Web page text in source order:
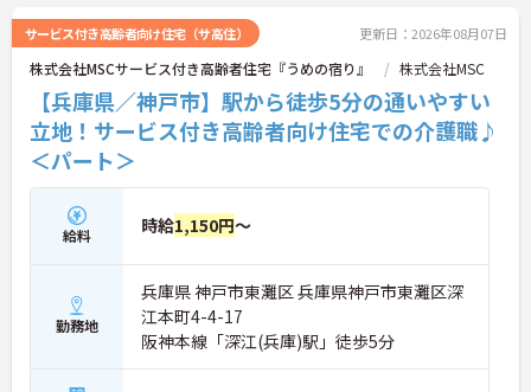
さい！
サービス付き高齢者向け住宅（サ高住） 更新日：2026年08月07日
株式会社MSCサービス付き高齢者住宅『うめの宿り』 株式会社MSC
【兵庫県／神戸市】駅から徒歩5分の通いやすい
立地！サービス付き高齢者向け住宅での介護職♪
＜パート＞
給料 時給1,150円～
勤務地
兵庫県 神戸市東灘区 兵庫県神戸市東灘区深
江本町4-4-17
阪神本線「深江(兵庫)駅」徒歩5分